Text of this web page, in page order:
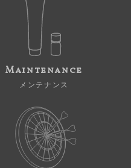
Maintenance
メンテナンス